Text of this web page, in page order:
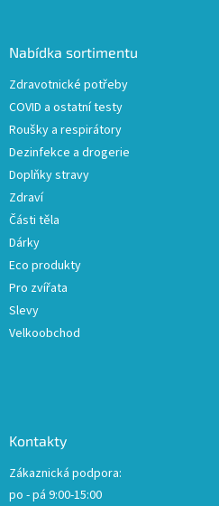
Nabídka sortimentu
Zdravotnické potřeby
COVID a ostatní testy
Roušky a respirátory
Dezinfekce a drogerie
Doplňky stravy
Zdraví
Části těla
Dárky
Eco produkty
Pro zvířata
Slevy
Velkoobchod
Kontakty
Zákaznická podpora:
po - pá 9:00-15:00